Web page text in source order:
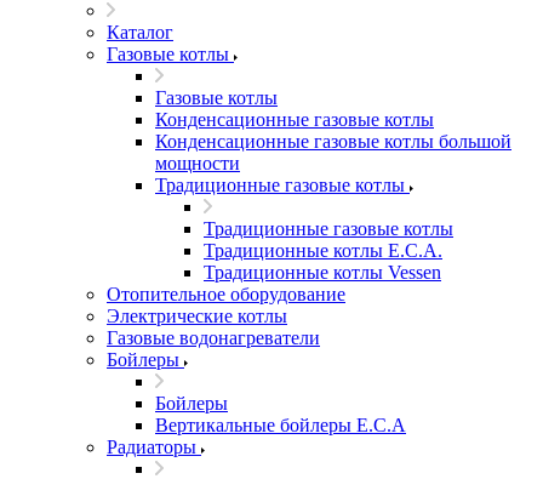
Каталог
Газовые котлы
Газовые котлы
Конденсационные газовые котлы
Конденсационные газовые котлы большой
мощности
Традиционные газовые котлы
Традиционные газовые котлы
Традиционные котлы E.C.A.
Традиционные котлы Vessen
Отопительное оборудование
Электрические котлы
Газовые водонагреватели
Бойлеры
Бойлеры
Вертикальные бойлеры E.C.A
Радиаторы